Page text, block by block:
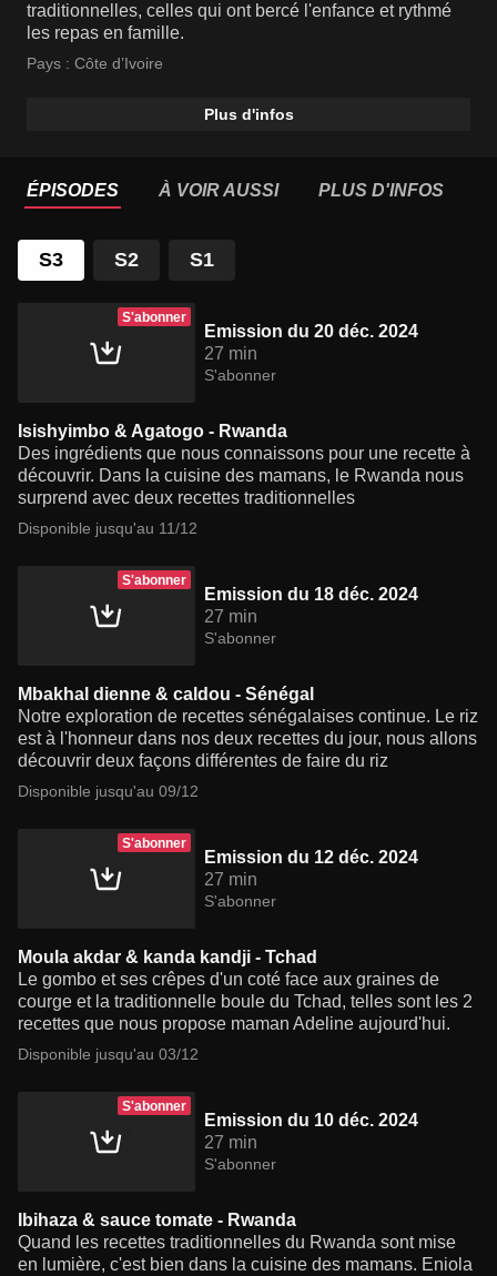
traditionnelles, celles qui ont bercé l'enfance et rythmé
les repas en famille.
Pays : Côte d’Ivoire
Plus d'infos
ÉPISODES À VOIR AUSSI PLUS D'INFOS
S3 S2 S1
S'abonner
Emission du 20 déc. 2024
27 min
S'abonner
Isishyimbo & Agatogo - Rwanda
Des ingrédients que nous connaissons pour une recette à
découvrir. Dans la cuisine des mamans, le Rwanda nous
surprend avec deux recettes traditionnelles
Disponible jusqu'au 11/12
S'abonner
Emission du 18 déc. 2024
27 min
S'abonner
Mbakhal dienne & caldou - Sénégal
Notre exploration de recettes sénégalaises continue. Le riz
est à l'honneur dans nos deux recettes du jour, nous allons
découvrir deux façons différentes de faire du riz
Disponible jusqu'au 09/12
S'abonner
Emission du 12 déc. 2024
27 min
S'abonner
Moula akdar & kanda kandji - Tchad
Le gombo et ses crêpes d'un coté face aux graines de
courge et la traditionnelle boule du Tchad, telles sont les 2
recettes que nous propose maman Adeline aujourd'hui.
Disponible jusqu'au 03/12
S'abonner
Emission du 10 déc. 2024
27 min
S'abonner
Ibihaza & sauce tomate - Rwanda
Quand les recettes traditionnelles du Rwanda sont mise
en lumière, c'est bien dans la cuisine des mamans. Eniola